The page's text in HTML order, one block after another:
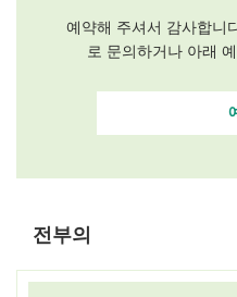
예약해 주셔서 감사합니
로 문의하거나 아래
전부의